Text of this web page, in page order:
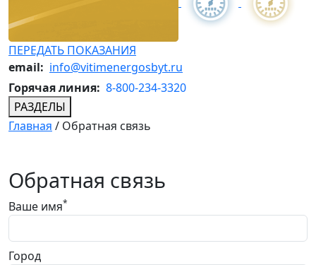
ПЕРЕДАТЬ ПОКАЗАНИЯ
email: info@vitimenergosbyt.ru
Горячая линия: 8-800-234-3320
РАЗДЕЛЫ
Главная / Обратная связь
Обратная связь
Ваше имя*
Город